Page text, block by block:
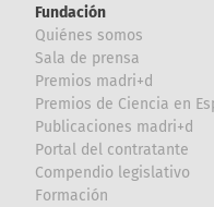
Fundación
Quiénes somos
Sala de prensa
Premios madri+d
Premios de Ciencia en
Publicaciones madri+d
Portal del contratante
Compendio legislativo
Formación